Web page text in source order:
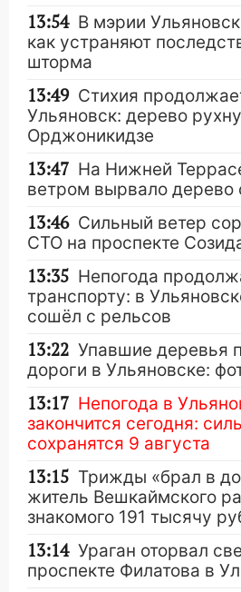
13:54 В мэрии
как устраняют
шторма
13:49 Стихия
Ульяновск: дерево
Орджоникидзе
13:47 На Нижней
ветром вырвало дерево
13:46 Сильный ветер
СТО на проспекте
13:35 Непогода
транспорту: в
сошёл с рельсов
13:22 Упавшие деревья
дороги в Ульяновске:
13:17 Непогода в
закончится сегодня:
сохранятся 9 августа
13:15 Трижды «брал в
житель Вешкаймского
знакомого 191 тысячу
13:14 Ураган оторвал
проспекте Филатова в